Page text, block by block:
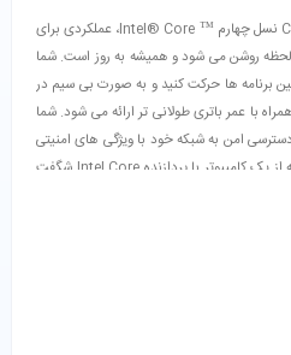
لپ تاپ Lenovo مدل Thinkpad T440 با پردازنده ی Cori5 نسل چهارم ™ Intel® Core، عملکردی برای
روشن می شود و همیشه به روز است. شما
برنامه ها حرکت کنید و به صورت بی سیم در
با عمر باتری طولانی تر ارائه می شود. شما
امن به شبکه خود با ویژگی های امنیتی
موجود در دستگاه اطمینان حاصل کنید. در واقع تنها چیزی که از یک کامپیوتر با پردازنده Intel Core شگفت